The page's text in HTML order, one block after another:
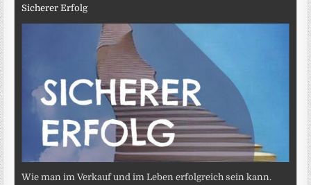
Sicherer Erfolg
Wie man im Verkauf und im Leben erfolgreich sein kann.